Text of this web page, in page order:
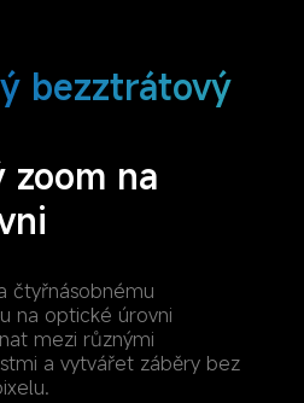
bezztrátový
zoom na
čtyřnásobnému
na optické úrovni
mezi různými
a vytvářet záběry bez